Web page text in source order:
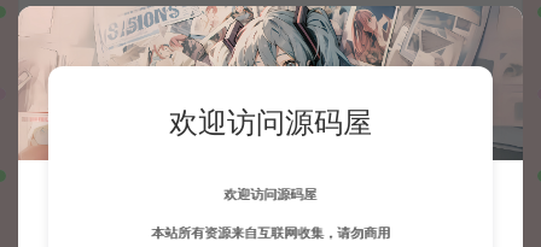
欢迎访问源码屋
欢迎访问源码屋
本站所有资源来自互联网收集，请勿商用